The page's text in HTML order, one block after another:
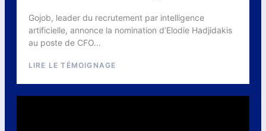
Gojob, leader du recrutement par intelligence
artificielle, annonce la nomination d’Elodie Hadjidakis
au poste de CFO...
LIRE LE TÉMOIGNAGE